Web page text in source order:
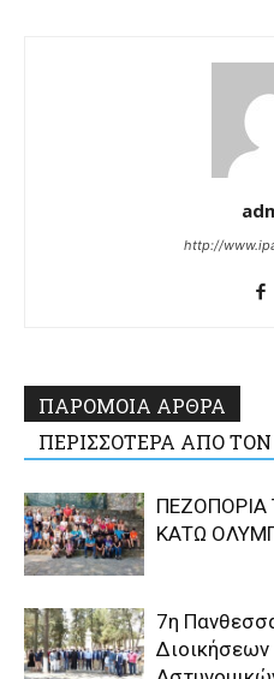
http://
ΠΑΡΟΜΟΙΑ ΑΡΘΡΑ
ΠΕΡΙΣΣΟΤΕΡΑ ΑΠΟ
ΠΕΖΟΠΟΡΙΑ
ΚΑΤΩ
7η